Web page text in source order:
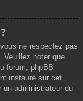
ne respectez pas
Veuillez noter que
forum, phpBB
instauré sur cet
un administrateur du